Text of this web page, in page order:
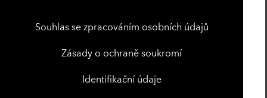
Souhlas se zpracováním osobních údajů
Zásady o ochraně soukromí
Identifikační údaje